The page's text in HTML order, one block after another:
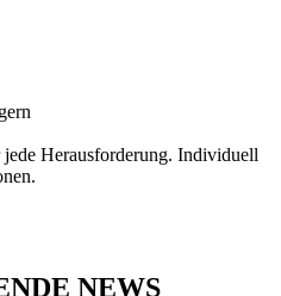
Herausforderung. Individuell
NEWS